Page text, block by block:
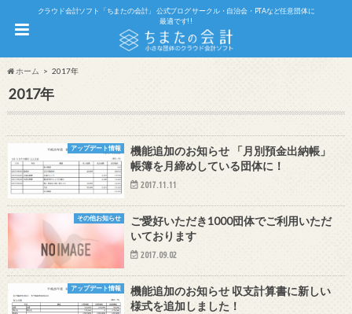
クラウド会計ソフト「ちまたの会計」 公式ブログ サークル・自治会・PTAなど任意団体に
最適です!!
ホーム 2017年
2017年
アップデート情報
機能追加のお知らせ 「月別預金出納帳」
帳簿を月締めしている団体に！
2017.11.11
その他お知らせ
ご愛好いただき1000団体でご利用いただ
いております
2017.09.02
アップデート情報
機能追加のお知らせ 収支計算書に新しい
様式を追加しました！